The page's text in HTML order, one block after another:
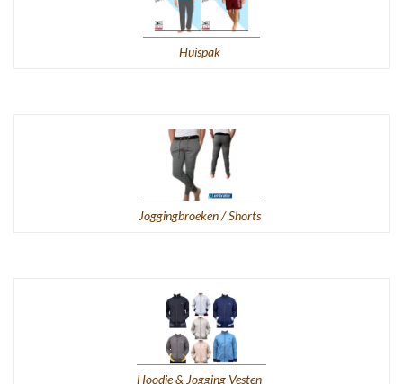
Huispak
Joggingbroeken / Shorts
Hoodie & Jogging Vesten